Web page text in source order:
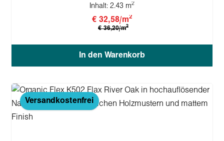
Inhalt: 2.43 m2
€ 32,58/m2
€ 36,20/m2
In den Warenkorb
Versandkostenfrei